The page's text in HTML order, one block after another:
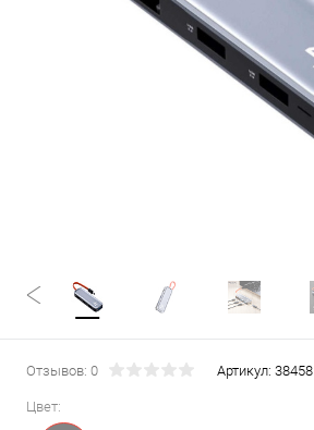
Отзывов: 0 Артикул: 38458
Цвет: